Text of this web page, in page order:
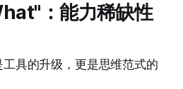
：能力稀缺性
具的升级，更是思维范式的